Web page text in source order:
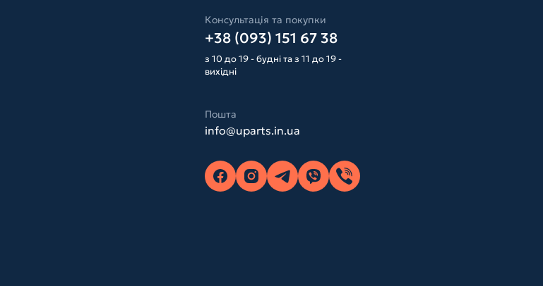
Консультація та покупки
+38 (093) 151 67 38
з 10 до 19 - будні та з 11 до 19 -
вихідні
Пошта
info@uparts.in.ua